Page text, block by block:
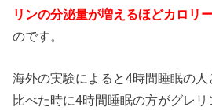
リンの分泌量が増えるほどカロリ
のです。
海外の実験によると4時間睡眠の
比べた時に4時間睡眠の方がグレ